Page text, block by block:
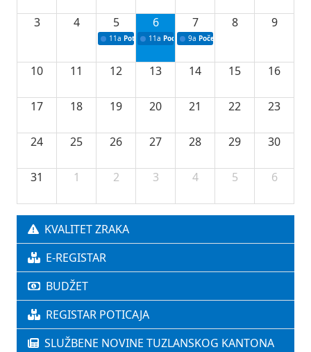
3 4 5
11a Potpisivanje ugovora o stipendijama za
6
11a Podrška razvoju vodne infrastrukture u
7
9a Početak izgradnje nove
8 9
10 11 12 13 14 15 16
17 18 19 20 21 22 23
24 25 26 27 28 29 30
31 1 2 3 4 5 6
KVALITET ZRAKA
E-REGISTAR
BUDŽET
REGISTAR POTICAJA
SLUŽBENE NOVINE TUZLANSKOG KANTONA